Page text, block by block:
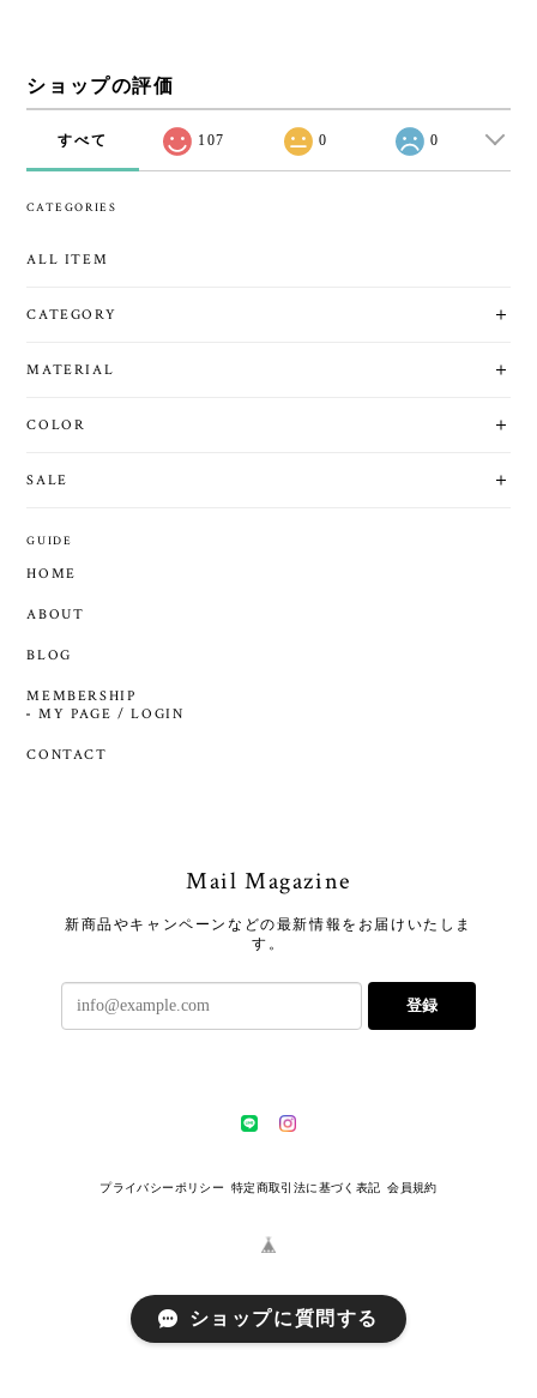
ショップの評価
すべて 107 0 0
CATEGORIES
ALL ITEM
CATEGORY
MATERIAL
COLOR
SALE
GUIDE
HOME
ABOUT
BLOG
MEMBERSHIP
MY PAGE / LOGIN
CONTACT
Mail Magazine
新商品やキャンペーンなどの最新情報をお届けいたしま
す。
登録
プライバシーポリシー 特定商取引法に基づく表記 会員規約
ショップに質問する